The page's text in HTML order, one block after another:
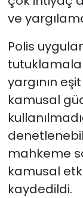
ve
Polis
yargının
kamusal
mahkeme
kamusal
kaydedildi.